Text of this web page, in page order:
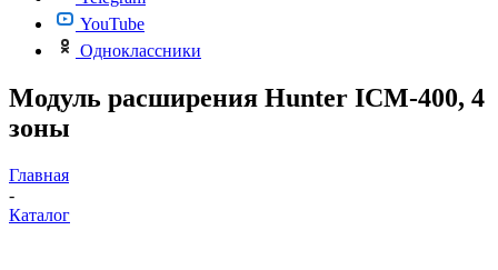
YouTube
Одноклассники
Модуль расширения Hunter ICM-400, 4
зоны
Главная
-
Каталог